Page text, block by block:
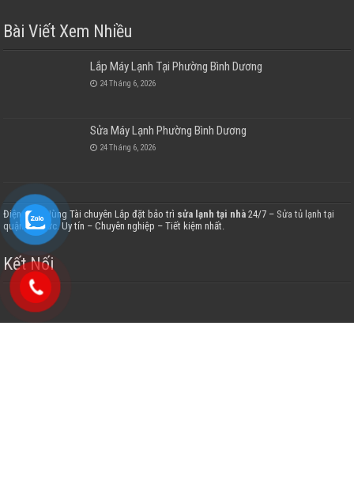
Bài Viết Xem Nhiều
Lắp Máy Lạnh Tại Phường Bình Dương
24 Tháng 6, 2026
Sửa Máy Lạnh Phường Bình Dương
24 Tháng 6, 2026
Điện Lạnh Hùng Tài chuyên Lắp đặt bảo trì sửa lạnh tại nhà 24/7 – Sửa tủ lạnh tại
quận thủ đức. Uy tín – Chuyên nghiệp – Tiết kiệm nhất.
Kết Nối